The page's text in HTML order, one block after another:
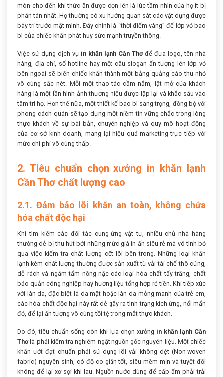
món cho đến khi thức ăn được dọn lên là lúc tầm nhìn của họ ít bị
phân tán nhất. Họ thường có xu hướng quan sát các vật dụng được
bày trí trước mặt mình. Đây chính là “thời điểm vàng” để lớp vỏ bao
bì của chiếc khăn phát huy sức mạnh truyền thông.
Việc sử dụng dịch vụ in khăn lạnh Cần Thơđể đưa logo, tên nhà
hàng, địa chỉ, số hotline hay một câu slogan ấn tượng lên lớp vỏ
bên ngoài sẽ biến chiếc khăn thành một bảng quảng cáo thu nhỏ
vô cùng sắc nét. Mỗi một thao tác cầm nắm, lật mở của khách
hàng là một lần hình ảnh thương hiệu được lặp lại và khắc sâu vào
tâm trí họ. Hơn thế nữa, một thiết kế bao bì sang trọng, đồng bộ với
phong cách quán sẽ tạo dựng một niềm tin vững chắc trong lòng
thực khách về sự bài bản, chuyên nghiệp và quy mô hoạt động
của cơ sở kinh doanh, mang lại hiệu quả marketing trực tiếp với
mức chi phí vô cùng thấp.
2. Tiêu chuẩn chọn xưởng in khăn lạnh
Cần Thơ chất lượng cao
2.1. Đảm bảo lõi khăn an toàn, không chứa
hóa chất độc hại
Khi tìm kiếm các đối tác cung ứng vật tư, nhiều chủ nhà hàng
thường dễ bị thu hút bởi những mức giá in ấn siêu rẻ mà vô tình bỏ
qua việc kiểm tra chất lượng cốt lõi bên trong. Những loại khăn
lạnh kém chất lượng thường được sản xuất từ vải tái chế thô cứng,
dễ rách và ngâm tẩm nồng nặc các loại hóa chất tẩy trắng, chất
bảo quản công nghiệp hay hương liệu tổng hợp rẻ tiền. Khi tiếp xúc
với làn da, đặc biệt là da mặt hoặc làn da mỏng manh của trẻ em,
các hóa chất độc hại này rất dễ gây ra tình trạng kích ứng, nổi mẩn
đỏ, để lại ấn tượng vô cùng tồi tệ trong mắt thực khách.
Do đó, tiêu chuẩn sống còn khi lựa chọn xưởng in khăn lạnh Cần
Thơlà phải kiểm tra nghiêm ngặt nguồn gốc nguyên liệu. Một chiếc
khăn ướt đạt chuẩn phải sử dụng lõi vải không dệt (Non-woven
fabric) nguyên sinh, có độ co giãn tốt, siêu mềm mịn và tuyệt đối
không để lại xơ sợi khi lau. Nguồn nước dùng để cấp ẩm phải trải